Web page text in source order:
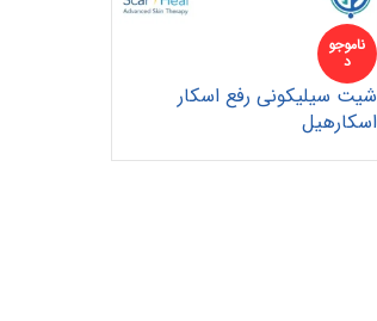
هیدروژل
کرم و پمادها
ناموجو
د
شیت سیلیکونی رفع اسکار
اسکارهیل